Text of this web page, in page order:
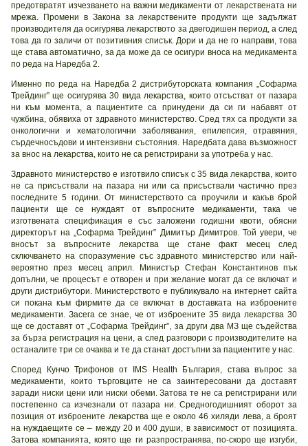
предотвратят изчезването на важни медикаменти от лекарствената ни
мрежа. Промени в Закона за лекарствените продукти ще задължат
производителя да осигурява лекарството за двегодишен период, а след
това да го заличи от позитивния списък. Дори и да не го направи, това
ще става автоматично, за да може да се осигури вноса на медикамента
по реда на Наредба 2.
Именно по реда на Наредба 2 дистрибуторската компания „Софарма
Трейдинг” ще осигурява 30 вида лекарства, които отсъстват от пазара
ни към момента, а пациентите са принудени да си ги набавят от
чужбина, обявиха от здравното министерство. Сред тях са продукти за
онкологични и хематологични заболявания, епилепсия, отравяния,
сърдечносъдови и интензивни състояния. Наредбата дава възможност
за внос на лекарства, които не са регистрирани за употреба у нас.
Здравното министерство е изготвило списък с 35 вида лекарства, които
не са присъствали на пазара ни или са присъствали частично през
последните 5 години. От министерството са проучили и какъв брой
пациенти ще се нуждаят от въпросните медикаменти, така че
изготвената спецификация е със заложени годишни квоти, обясни
директорът на „Софарма Трейдинг” Димитър Димитров. Той увери, че
вносът за въпросните лекарства ще стане факт месец след
сключването на споразумение със здравното министерство или най-
вероятно през месец април. Министър Стефан Константинов пък
допълни, че процесът е отворен и при желание могат да се включат и
други дистрибутори. Министерството е публикувало на интернет сайта
си покана към фирмите да се включат в доставката на изброените
медикаменти. Засега се знае, че от изброените 35 вида лекарства 30
ще се доставят от „Софарма Трейдинг”, за други два МЗ ще съдейства
за бърза регистрация на цени, а след разговори с производителите на
останалите три се очаква и те да станат достъпни за пациентите у нас.
Според Кунчо Трифонов от IMS Health България, става въпрос за
медикаменти, които търговците не са заинтересовани да доставят
заради ниски цени или ниски обеми. Затова те не са регистрирани или
постепенно са изчезнали от пазара ни. Средногодишният оборот за
позиция от изброените лекарства ще е около 46 хиляди лева, а броят
на нуждаещите се – между 20 и 400 души, в зависимост от позицията.
Затова компанията, която ще ги разпространява, по-скоро ще изгуби,